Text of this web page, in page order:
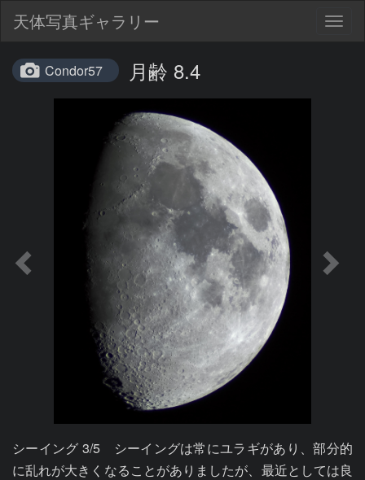
天体写真ギャラリー
Condor57 月齢 8.4
シーイング 3/5　シーイングは常にユラギがあり、部分的
に乱れが大きくなることがありましたが、最近としては良